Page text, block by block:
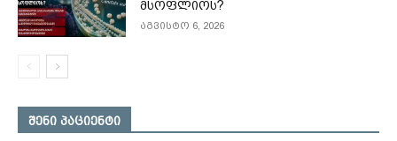
მსოფლიოს?
აგვისტო 6, 2026
შენი პაციენტი